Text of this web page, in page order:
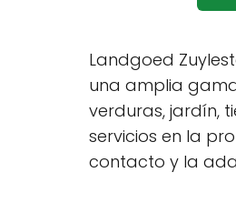
Landgoed
una amplia
verduras, jardín,
servicios en la
contacto y la